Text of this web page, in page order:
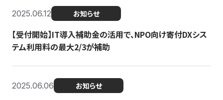
2025.06.12 お知らせ
【受付開始】IT導入補助金の活用で、NPO向け寄付DXシス
テム利用料の最大2/3が補助
2025.06.06 お知らせ